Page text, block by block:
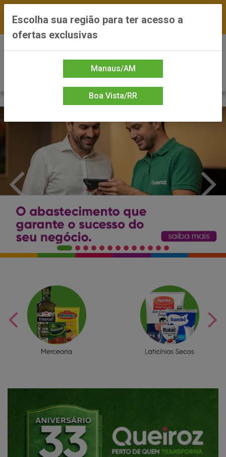
*Preços exclusivos do site — Entrega em até 24h
Escolha sua região para ter acesso a
ofertas exclusivas
Manaus/AM
Boa Vista/RR